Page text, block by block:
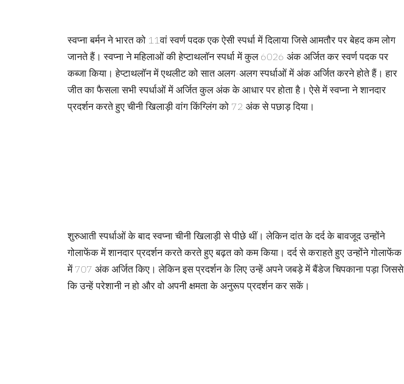
स्वप्ना बर्मन ने भारत को 11वां स्वर्ण पदक एक ऐसी स्पर्धा में दिलाया जिसे आमतौर पर बेहद कम लोग
जानते हैं। स्वप्ना ने महिलाओं की हेप्टाथलॉन स्पर्धा में कुल 6026 अंक अर्जित कर स्वर्ण पदक पर
कब्जा किया। हेप्टाथलॉन में एथलीट को सात अलग-अलग स्पर्धाओं में अंक अर्जित करने होते हैं। हार
जीत का फैसला सभी स्पर्धाओं में अर्जित कुल अंक के आधार पर होता है। ऐसे में स्वप्ना ने शानदार
प्रदर्शन करते हुए चीनी खिलाड़ी वांग किंग्लिंग को 72 अंक से पछाड़ दिया।
शुरुआती स्पर्धाओं के बाद स्वप्ना चीनी खिलाड़ी से पीछे थीं। लेकिन दांत के दर्द के बावजूद उन्होंने
गोलाफेंक में शानदार प्रदर्शन करते करते हुए बढ़त को कम किया। दर्द से कराहते हुए उन्होंने गोलाफेंक
में 707 अंक अर्जित किए। लेकिन इस प्रदर्शन के लिए उन्हें अपने जबड़े में बैंडेज चिपकाना पड़ा जिससे
कि उन्हें परेशानी न हो और वो अपनी क्षमता के अनुरूप प्रदर्शन कर सकें।